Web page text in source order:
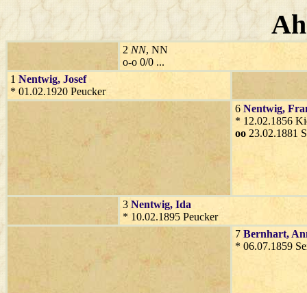
2 NN, NN
o-o 0/0 ...
1 Nentwig, Josef
* 01.02.1920 Peucker
6 Nentwig,
* 12.02.1856
oo 23.02.1881
3 Nentwig, Ida
* 10.02.1895 Peucker
7 Bernhart,
* 06.07.1859